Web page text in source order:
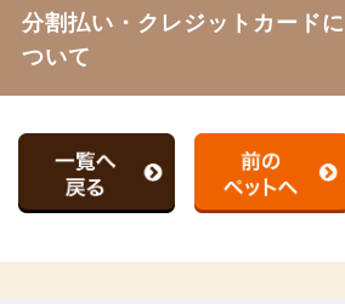
分割払い・クレジットカードに
ついて